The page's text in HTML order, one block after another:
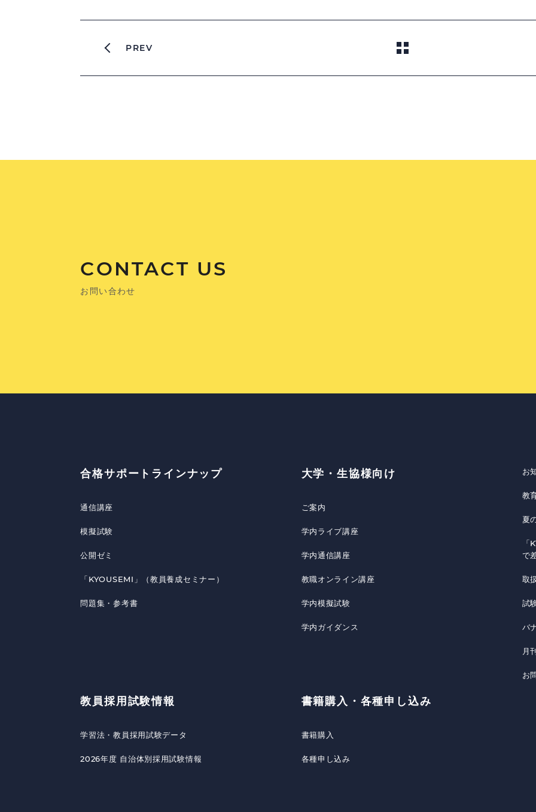
PREV
CONTACT US
お問い合わせ
合格サポートラインナップ
通信講座
模擬試験
公開ゼミ
「KYOUSEMI」（教員養成セミナー）
問題集・参考書
教員採用試験情報
学習法・教員採用試験データ
2026年度 自治体別採用試験情報
大学・生協様向け
ご案内
学内ライブ講座
学内通信講座
教職オンライン講座
学内模擬試験
学内ガイダンス
書籍購入・各種申し込み
書籍購入
各種申し込み
お
教
夏
で
取
試
バ
月
お